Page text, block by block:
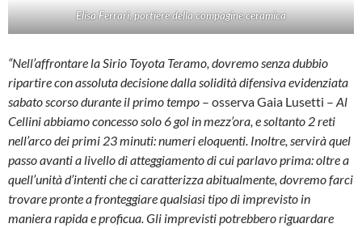
Elisa Ferrari, portiere della compagine ceramica
“Nell’affrontare la Sirio Toyota Teramo, dovremo senza dubbio
ripartire con assoluta decisione dalla solidità difensiva evidenziata
sabato scorso durante il primo tempo – osserva Gaia Lusetti – Al
Cellini abbiamo concesso solo 6 gol in mezz’ora, e soltanto 2 reti
nell’arco dei primi 23 minuti: numeri eloquenti. Inoltre, servirà quel
passo avanti a livello di atteggiamento di cui parlavo prima: oltre a
quell’unità d’intenti che ci caratterizza abitualmente, dovremo farci
trovare pronte a fronteggiare qualsiasi tipo di imprevisto in
maniera rapida e proficua. Gli imprevisti potrebbero riguardare